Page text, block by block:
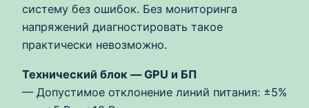
систему без ошибок. Без мониторинга
напряжений диагностировать такое
практически невозможно.
Технический блок — GPU и БП
— Допустимое отклонение линий питания: ±5%